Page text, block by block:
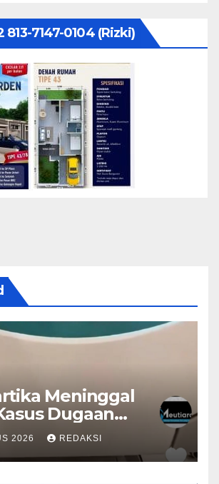
813-7147-0104‬ (Rizki)
Meninggal
Dugaan
RS Awal Bros
Babak Baru
2026 REDAKSI